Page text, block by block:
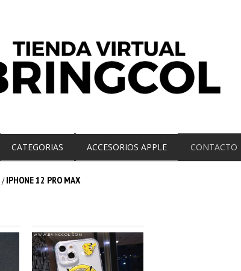
CATEGORIAS ACCESORIOS APPLE CONTACTO
/ IPHONE 12 PRO MAX